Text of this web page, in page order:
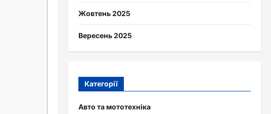
Жовтень 2025
Вересень 2025
Категорії
Авто та мототехніка